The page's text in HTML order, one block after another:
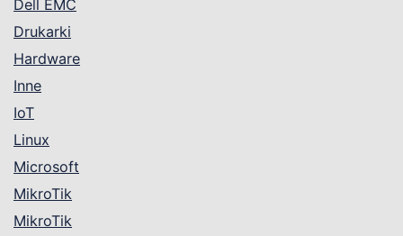
Dell EMC
Drukarki
Hardware
Inne
IoT
Linux
Microsoft
MikroTik
MikroTik